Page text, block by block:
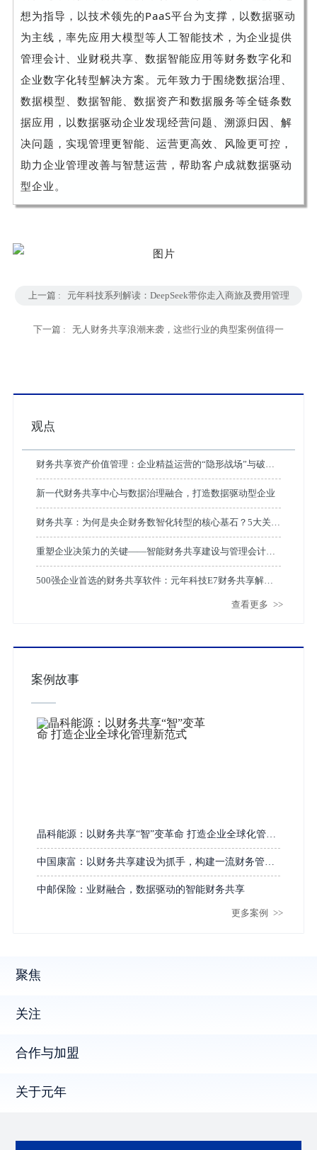
想为指导，以技术领先的PaaS平台为支撑，以数据驱动
为主线，率先应用大模型等人工智能技术，为企业提供
管理会计、业财税共享、数据智能应用等财务数字化和
企业数字化转型解决方案。元年致力于围绕数据治理、
数据模型、数据智能、数据资产和数据服务等全链条数
据应用，以数据驱动企业发现经营问题、溯源归因、解
决问题，实现管理更智能、运营更高效、风险更可控，
助力企业管理改善与智慧运营，帮助客户成就数据驱动
型企业。
上一篇 :
元年科技系列解读：DeepSeek带你走入商旅及费用管理
下一篇 :
无人财务共享浪潮来袭，这些行业的典型案例值得一
观点
财务共享资产价值管理：企业精益运营的“隐形战场”与破局
之道
新一代财务共享中心与数据治理融合，打造数据驱动型企业
财务共享：为何是央企财务数智化转型的核心基石？5大关键
与4大案例给出答案
重塑企业决策力的关键——智能财务共享建设与管理会计的
深度融合
500强企业首选的财务共享软件：元年科技E7财务共享解决
查看更多 >>
案例故事
晶科能源：以财务共享“智”变革命 打造企业全球化管理
新范式
中国康富：以财务共享建设为抓手，构建一流财务管理
体系
中邮保险：业财融合，数据驱动的智能财务共享
更多案例 >>
聚焦
关注
合作与加盟
关于元年